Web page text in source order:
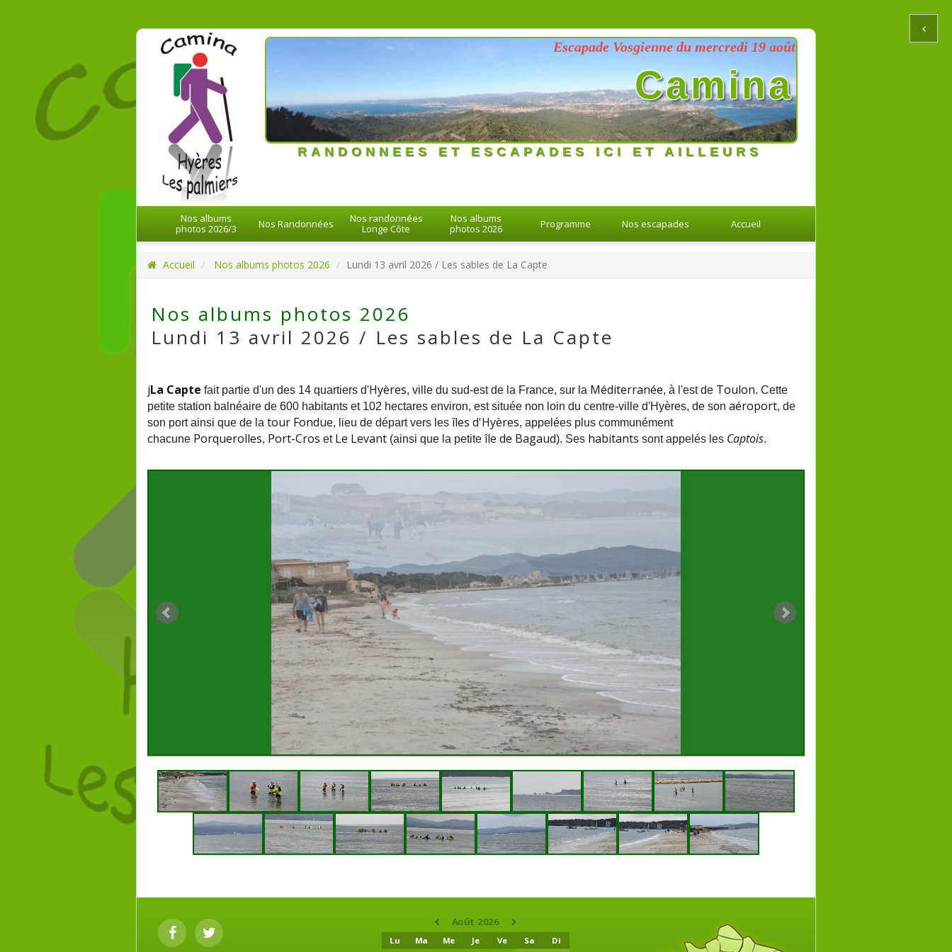
Escapade Vosgienne du mercredi 19 août 2026 au dimanche 23 août 2026
Camina
RANDONNEES ET ESCAPADES ICI ET AILLEURS
Nos albums
photos 2026/3
Nos Randonnées
Nos randonnées
Longe Côte
Nos albums
photos 2026
Programme Nos escapades Accueil
Accueil Nos albums photos 2026 Lundi 13 avril 2026 / Les sables de La Capte
Nos albums photos 2026
Lundi 13 avril 2026 / Les sables de La Capte
jLa Capte fait partie d'un des 14 quartiers d'Hyères, ville du sud-est de la France, sur la Méditerranée, à l'est de Toulon. Cette
petite station balnéaire de 600 habitants et 102 hectares environ, est située non loin du centre-ville d'Hyères, de son aéroport, de
son port ainsi que de la tour Fondue, lieu de départ vers les îles d'Hyères, appelées plus communément
chacune Porquerolles, Port-Cros et Le Levant (ainsi que la petite île de Bagaud). Ses habitants sont appelés les Captois.
Août 2026
Lu Ma Me Je Ve Sa Di